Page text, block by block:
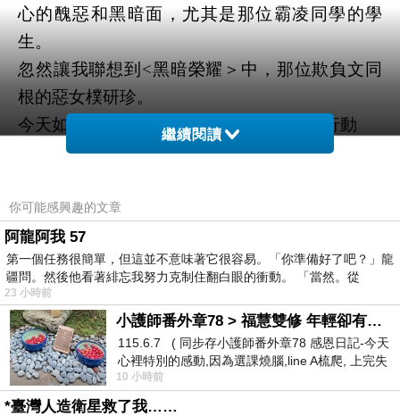
心的醜惡和黑暗面，尤其是那位霸凌同學的學
生。
忽然讓我聯想到<黑暗榮耀＞中，那位欺負文同
根的惡女樸研珍。
今天如果不是文同根夠強大進行她的報復行動
說真的，樸研珍就是人生勝利族：有個快樂家
就去買名牌喝下午茶、住豪宅同時又有花不完的
錢。
也許你會覺得，這都是演戲而已。
但聽說＜黑＞是改編自真實事件（聽說，若不是
不要罵我ＸＤ)
而根據我個人所看到的現實世界裡，這種背著黑
歷史卻沒有人敢告發的霸凌者，比比皆是，他們
的確過著這種人生。
繼續閱讀
你可能感興趣的文章
阿龍阿我 57
第一個任務很簡單，但這並不意味著它很容易。「你準備好了吧？」龍
疆問。然後他看著緋忘我努力克制住翻白眼的衝動。 「當然。從
23 小時前
小護師番外章78 > 福慧雙修 年輕卻有個老靈魂 ㄑ金剛經〉podcast
115.6.7 ( 同步存小護師番外章78 感恩日記-今天
心裡特別的感動,因為選課燒腦,line A梳爬, 上完失
智課的她,特來傾
10 小時前
*臺灣人造衛星救了我……